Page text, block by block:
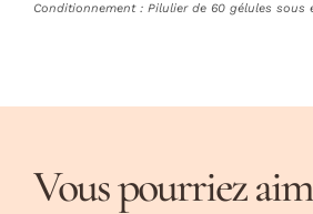
Conditionnement : Pilulier de 60 gélules sous
Vous pourriez